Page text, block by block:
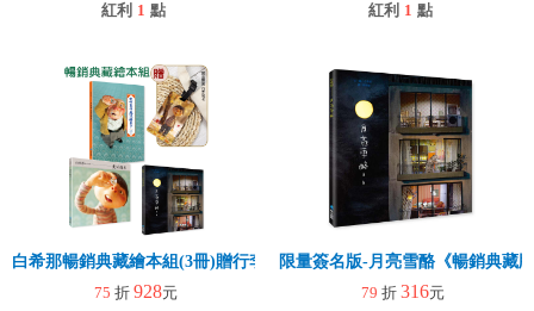
紅利 1 點
紅利 1 點
白希那暢銷典藏繪本組(3冊)贈行李吊牌組x明信片
75 折 928元
限量簽名版-月亮雪酪《暢銷典藏
79 折 316元